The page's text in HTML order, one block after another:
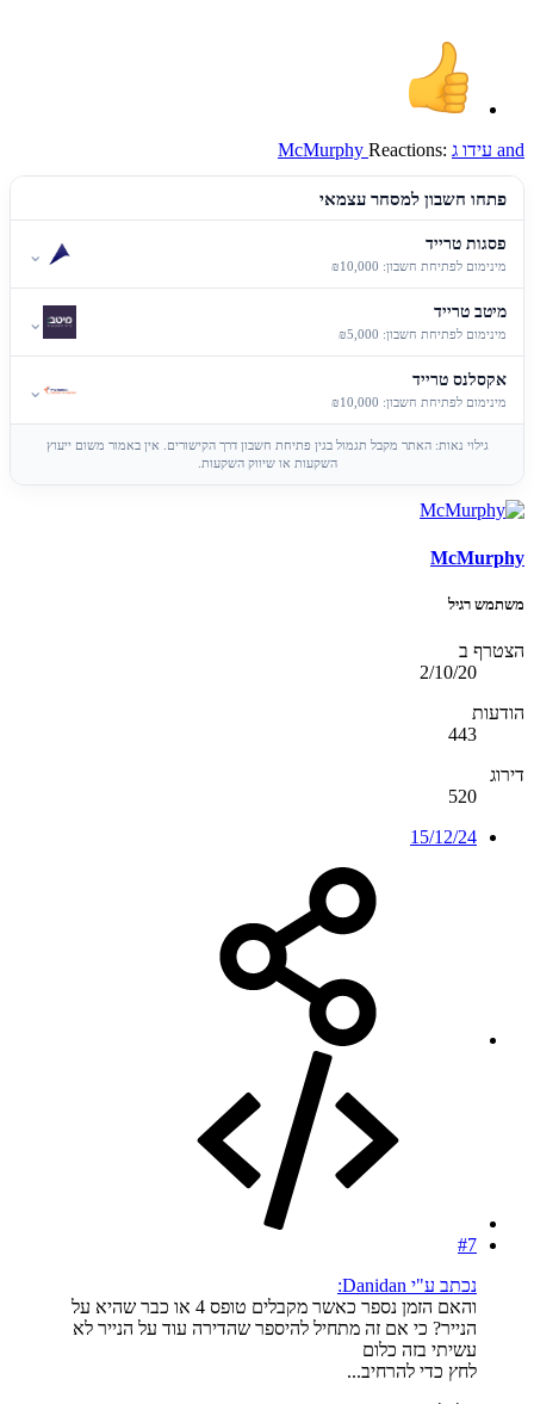
Reactions: עידו ג and
McMurphy
פתחו חשבון למסחר עצמאי
פסגות טרייד
מינימום לפתיחת חשבון: ₪10,000
⌄
מיטב טרייד
מינימום לפתיחת חשבון: ₪5,000
⌄
אקסלנס טרייד
מינימום לפתיחת חשבון: ₪10,000
⌄
גילוי נאות: האתר מקבל תגמול בגין פתיחת חשבון דרך הקישורים. אין באמור משום ייעוץ
השקעות או שיווק השקעות.
McMurphy
משתמש רגיל
הצטרף ב
2/10/20
הודעות
443
דירוג
520
15/12/24
#7
נכתב ע"י Danidan:
והאם הזמן נספר כאשר מקבלים טופס 4 או כבר שהיא על
הנייר? כי אם זה מתחיל להיספר שהדירה עוד על הנייר לא
עשיתי בזה כלום
לחץ כדי להרחיב...